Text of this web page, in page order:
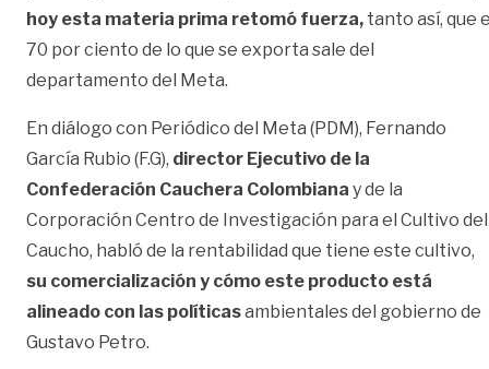
hoy esta materia prima retomó fuerza, tanto así, que
70 por ciento de lo que se exporta sale del
departamento del Meta.
En diálogo con Periódico del Meta (PDM), Fernando
García Rubio (F.G), director Ejecutivo de la
Confederación Cauchera Colombiana y de la
Corporación Centro de Investigación para el Cultivo del
Caucho, habló de la rentabilidad que tiene este cultivo,
su comercialización y cómo este producto está
alineado con las políticasambientales del gobierno de
Gustavo Petro.